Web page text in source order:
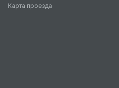
Карта проезда